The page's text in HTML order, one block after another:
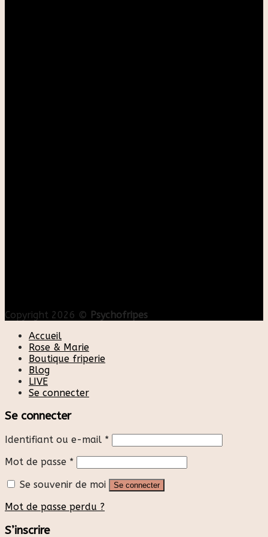
Copyright 2026 © Psychofripes
Accueil
Rose & Marie
Boutique friperie
Blog
LIVE
Se connecter
Se connecter
Identifiant ou e-mail *
Mot de passe *
Se souvenir de moi
Se connecter
Mot de passe perdu ?
S’inscrire